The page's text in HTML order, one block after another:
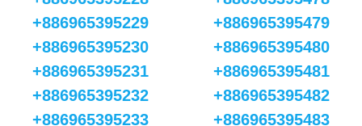
+886965395229
+886965395230
+886965395231
+886965395232
+886965395233
+886965395479
+886965395480
+886965395481
+886965395482
+886965395483